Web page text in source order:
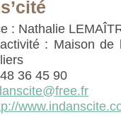
: Nathalie
: Maison
36 45 90